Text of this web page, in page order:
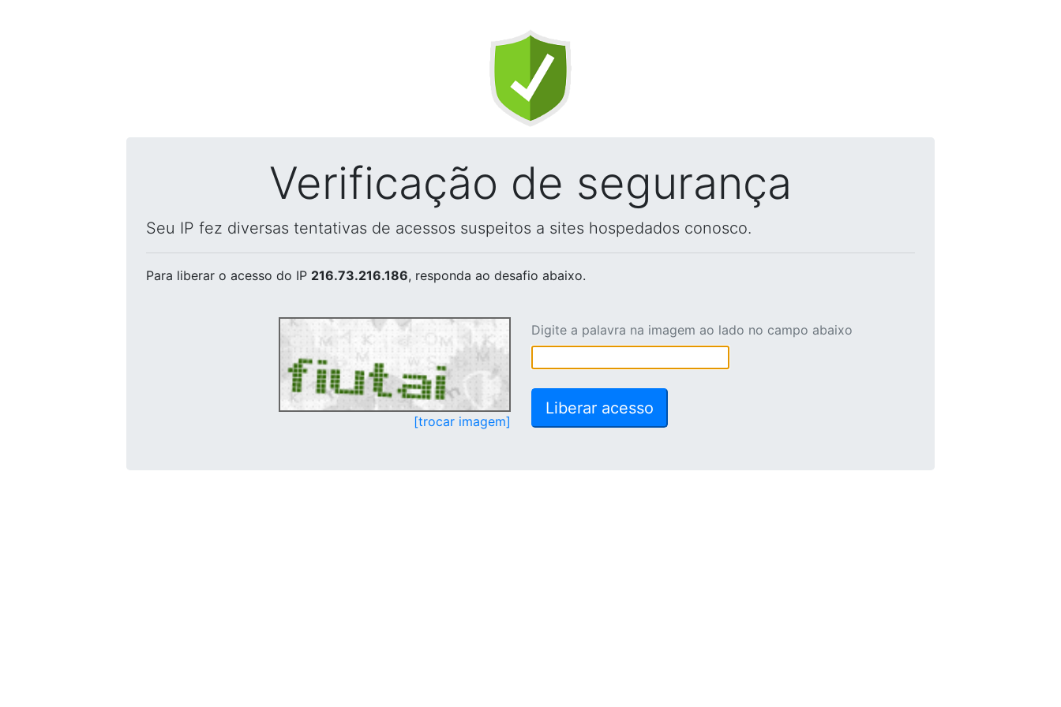
Verificação de segurança
Seu IP fez diversas tentativas de acessos suspeitos a sites hospedados conosco.
Para liberar o acesso do IP 216.73.216.186, responda ao desafio abaixo.
[trocar imagem]
Digite a palavra na imagem ao lado no campo abaixo